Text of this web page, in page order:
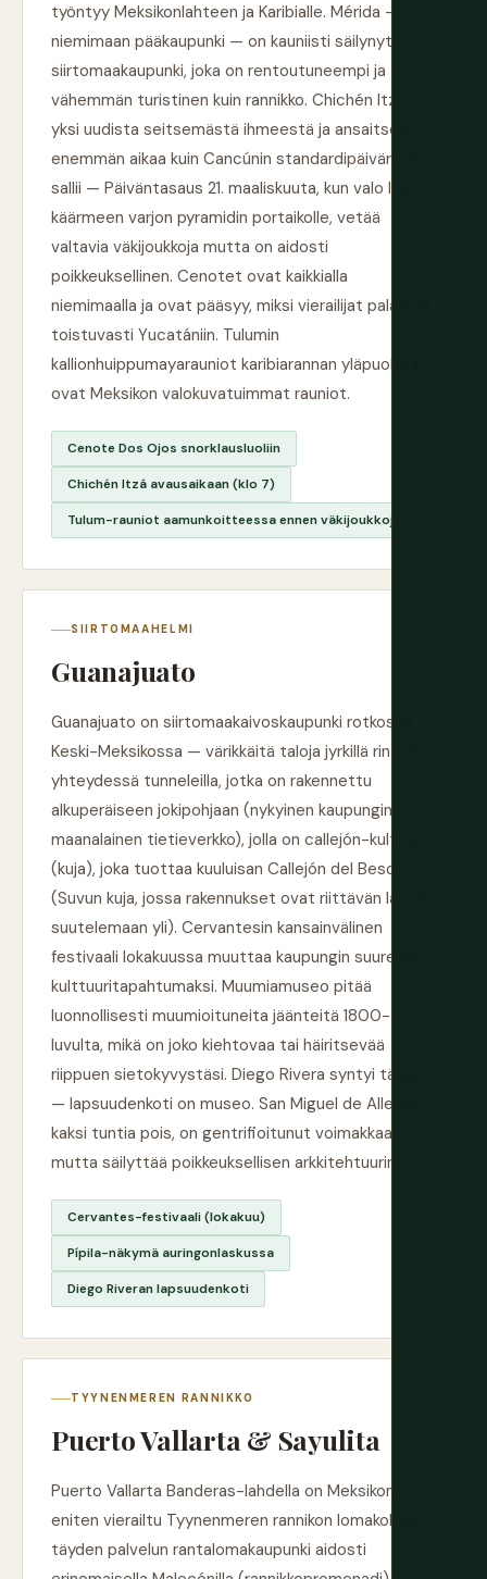
työntyy Meksikonlahteen ja Karibialle. Mérida —
niemimaan pääkaupunki — on kauniisti säilynyt
siirtomaakaupunki, joka on rentoutuneempi ja
vähemmän turistinen kuin rannikko. Chichén Itzá on
yksi uudista seitsemästä ihmeestä ja ansaitsee
enemmän aikaa kuin Cancúnin standardipäiväretki
sallii — Päiväntasaus 21. maaliskuuta, kun valo luo
käärmeen varjon pyramidin portaikolle, vetää
valtavia väkijoukkoja mutta on aidosti
poikkeuksellinen. Cenotet ovat kaikkialla
niemimaalla ja ovat pääsyy, miksi vierailijat palaavat
toistuvasti Yucatániin. Tulumin
kallionhuippumayarauniot karibiarannan yläpuolella
ovat Meksikon valokuvatuimmat rauniot.
Cenote Dos Ojos snorklausluoliin
Chichén Itzá avausaikaan (klo 7)
Tulum-rauniot aamunkoitteessa ennen väkijoukkoja
SIIRTOMAAHELMI
Guanajuato
Guanajuato on siirtomaakaivoskaupunki rotkossa
Keski-Meksikossa — värikkäitä taloja jyrkillä rinteillä,
yhteydessä tunneleilla, jotka on rakennettu
alkuperäiseen jokipohjaan (nykyinen kaupungin
maanalainen tietieverkko), jolla on callejón-kulttuuri
(kuja), joka tuottaa kuuluisan Callejón del Beson
(Suvun kuja, jossa rakennukset ovat riittävän lähellä
suutelemaan yli). Cervantesin kansainvälinen
festivaali lokakuussa muuttaa kaupungin suureksi
kulttuuritapahtumaksi. Muumiamuseo pitää
luonnollisesti muumioituneita jäänteitä 1800-
luvulta, mikä on joko kiehtovaa tai häiritsevää
riippuen sietokyvystäsi. Diego Rivera syntyi täällä
— lapsuudenkoti on museo. San Miguel de Allende,
kaksi tuntia pois, on gentrifioitunut voimakkaasti
mutta säilyttää poikkeuksellisen arkkitehtuurin.
Cervantes-festivaali (lokakuu)
Pípila-näkymä auringonlaskussa
Diego Riveran lapsuudenkoti
TYYNENMEREN RANNIKKO
Puerto Vallarta & Sayulita
Puerto Vallarta Banderas-lahdella on Meksikon
eniten vierailtu Tyynenmeren rannikon lomakohde —
täyden palvelun rantalomakaupunki aidosti